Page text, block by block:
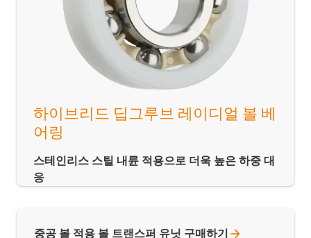
하이브리드 딥그루브 레이디얼 볼 베
어링
스테인리스 스틸 내륜 적용으로 더욱 높은 하중 대
응
중공 볼 적용 볼 트랜스퍼 유닛 구매하기